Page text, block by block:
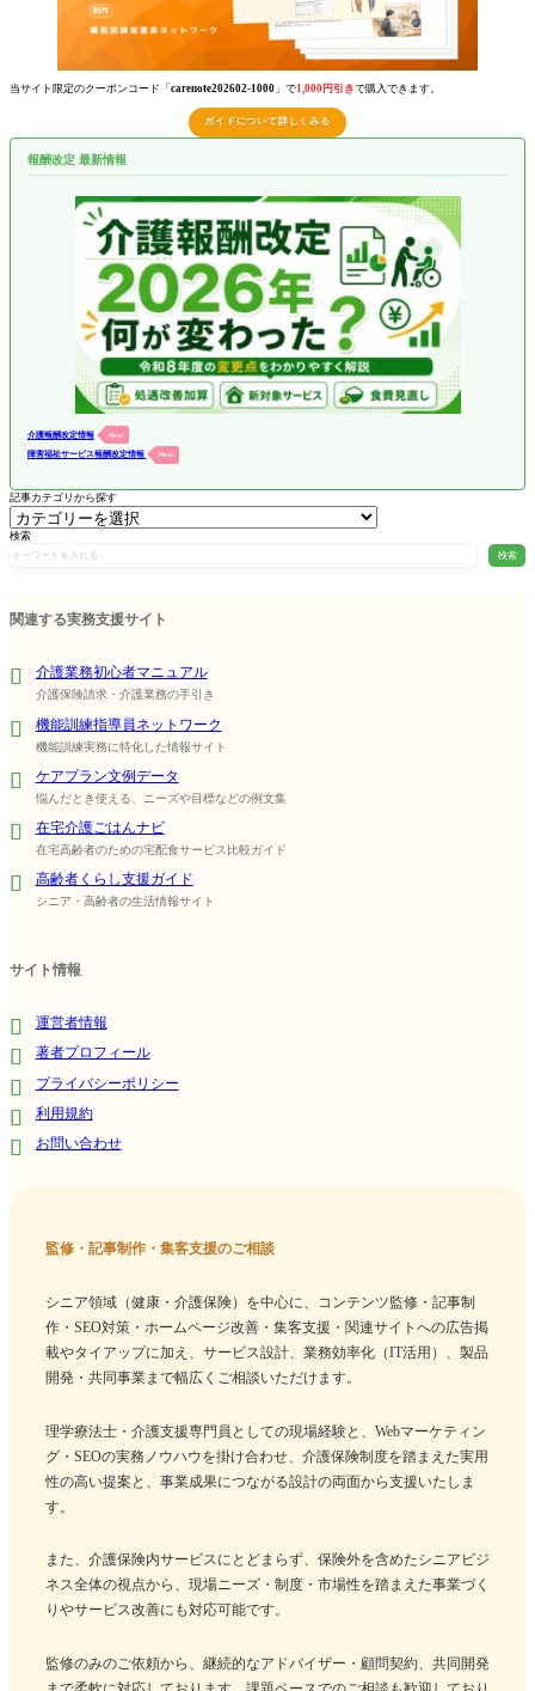
当サイト限定のクーポンコード「 carenote202602-1000 」で1,000円引きで購入できます。
ガイドについて詳しくみる
報酬改定 最新情報
介護報酬改定情報 New!
障害福祉サービス報酬改定情報 New!
記事カテゴリから探す
検索
検索
関連する実務支援サイト
介護業務初心者マニュアル
介護保険請求・介護業務の手引き
機能訓練指導員ネットワーク
機能訓練実務に特化した情報サイト
ケアプラン文例データ
悩んだとき使える、ニーズや目標などの例文集
在宅介護ごはんナビ
在宅高齢者のための宅配食サービス比較ガイド
高齢者くらし支援ガイド
シニア・高齢者の生活情報サイト
サイト情報
運営者情報
著者プロフィール
プライバシーポリシー
利用規約
お問い合わせ
監修・記事制作・集客支援のご相談
シニア領域（健康・介護保険）を中心に、コンテンツ監修・記事制
作・SEO対策・ホームページ改善・集客支援・関連サイトへの広告掲
載やタイアップに加え、サービス設計、業務効率化（IT活用）、製品
開発・共同事業まで幅広くご相談いただけます。
理学療法士・介護支援専門員としての現場経験と、Webマーケティン
グ・SEOの実務ノウハウを掛け合わせ、介護保険制度を踏まえた実用
性の高い提案と、事業成果につながる設計の両面から支援いたしま
す。
また、介護保険内サービスにとどまらず、保険外を含めたシニアビジ
ネス全体の視点から、現場ニーズ・制度・市場性を踏まえた事業づく
りやサービス改善にも対応可能です。
監修のみのご依頼から、継続的なアドバイザー・顧問契約、共同開発